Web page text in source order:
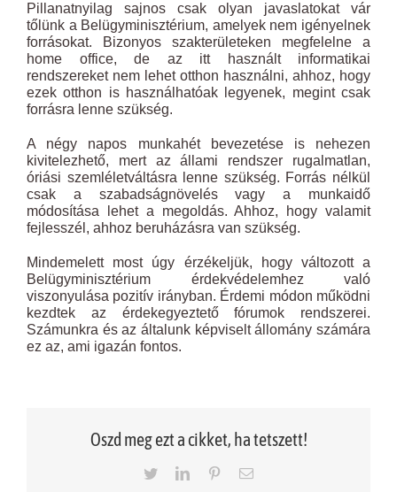
Pillanatnyilag sajnos csak olyan javaslatokat vár
tőlünk a Belügyminisztérium, amelyek nem igényelnek
forrásokat. Bizonyos szakterületeken megfelelne a
home office, de az itt használt informatikai
rendszereket nem lehet otthon használni, ahhoz, hogy
ezek otthon is használhatóak legyenek, megint csak
forrásra lenne szükség.
A négy napos munkahét bevezetése is nehezen
kivitelezhető, mert az állami rendszer rugalmatlan,
óriási szemléletváltásra lenne szükség. Forrás nélkül
csak a szabadságnövelés vagy a munkaidő
módosítása lehet a megoldás. Ahhoz, hogy valamit
fejlesszél, ahhoz beruházásra van szükség.
Mindemelett most úgy érzékeljük, hogy változott a
Belügyminisztérium érdekvédelemhez való
viszonyulása pozitív irányban. Érdemi módon működni
kezdtek az érdekegyeztető fórumok rendszerei.
Számunkra és az általunk képviselt állomány számára
ez az, ami igazán fontos.
Oszd meg ezt a cikket, ha tetszett!
TwitterLinkedInPinterestEmail